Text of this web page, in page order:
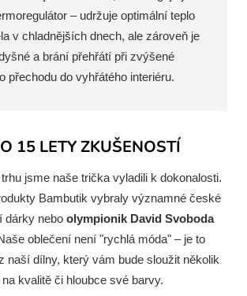
– udržuje optimální teplo
v chladnějších dnech, ale zároveň je
a brání přehřátí při zvýšené
přechodu do vyhřátého interiéru.
15 LETY ZKUŠENOSTÍ
jsme naše trička vyladili k dokonalosti.
Bambutik vybraly významné české
dárky nebo olympionik David Svoboda
oblečení není "rychlá móda" – je to
naší dílny, který vám bude sloužit několik
kvalitě či hloubce své barvy.